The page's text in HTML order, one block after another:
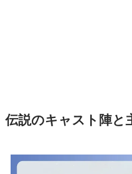
伝説のキャスト陣と